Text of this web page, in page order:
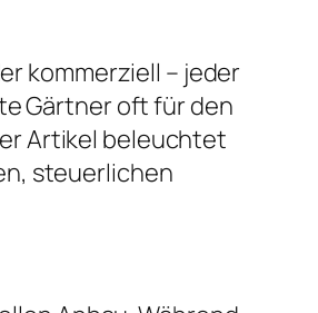
kommerziell – jeder
Gärtner oft für den
Artikel beleuchtet
steuerlichen